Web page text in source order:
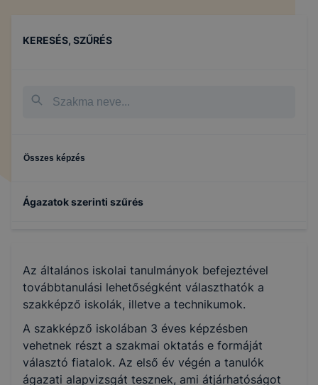
KERESÉS, SZŰRÉS
Összes képzés
Ágazatok szerinti szűrés
Építőipar
Szépészet
Informatika és távközlés
Az általános iskolai tanulmányok befejeztével
továbbtanulási lehetőségként választhatók a
szakképző iskolák, illetve a technikumok.
A szakképző iskolában 3 éves képzésben
vehetnek részt a szakmai oktatás e formáját
választó fiatalok. Az első év végén a tanulók
ágazati alapvizsgát tesznek, ami átjárhatóságot